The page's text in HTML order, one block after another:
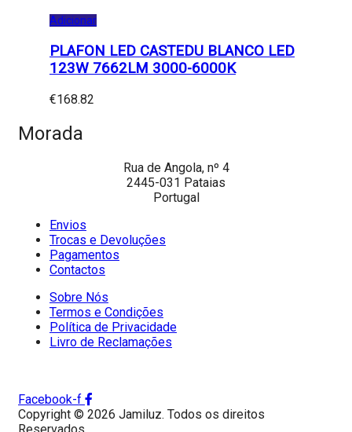
Adicionar
PLAFON LED CASTEDU BLANCO LED
123W 7662LM 3000-6000K
€168.82
Morada
Rua de Angola, nº 4
2445-031 Pataias
Portugal
Envios
Trocas e Devoluções
Pagamentos
Contactos
Sobre Nós
Termos e Condições
Política de Privacidade
Livro de Reclamações
Facebook-f
Copyright © 2026 Jamiluz. Todos os direitos